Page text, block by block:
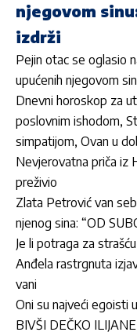
njegovom
izdrži
Pejin otac se oglasio
upućenih njegovom
Dnevni horoskop za
poslovnim ishodom,
simpatijom, Ovan u
Nevjerovatna priča iz
preživio
Zlata Petrović van
njenog sina: “OD
Je li potraga za
Anđela rastrgnuta
vani
Oni su najveći egoisti
BIVŠI DEČKO